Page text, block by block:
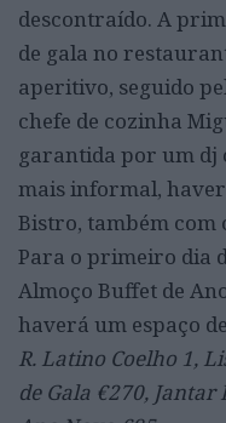
descontraído. A
de gala no
aperitivo, seguido
chefe de cozinha
garantida por um dj
mais informal,
Bistro, também
Para o primeiro dia
Almoço Buffet de
haverá um espaço
R. Latino Coelho 1,
de Gala €270,